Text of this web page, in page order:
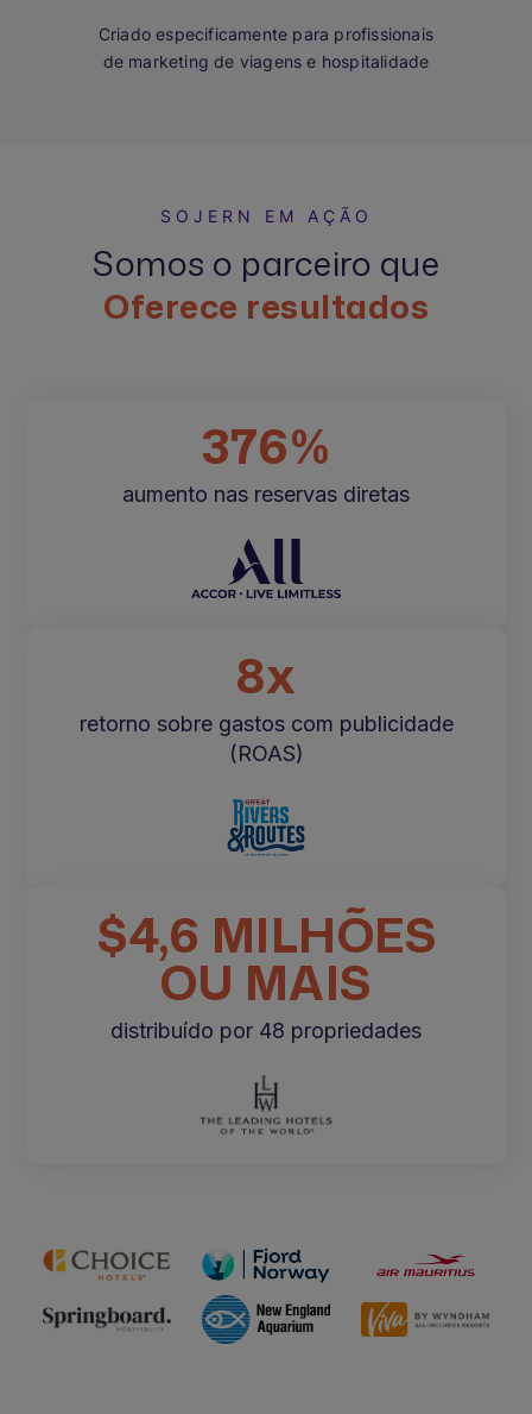
Criado especificamente para profissionais
de marketing de viagens e hospitalidade
SOJERN EM AÇÃO
Somos o parceiro que
Oferece resultados
376%
aumento nas reservas diretas
8x
retorno sobre gastos com publicidade
(ROAS)
$4,6 MILHÕES
OU MAIS
distribuído por 48 propriedades